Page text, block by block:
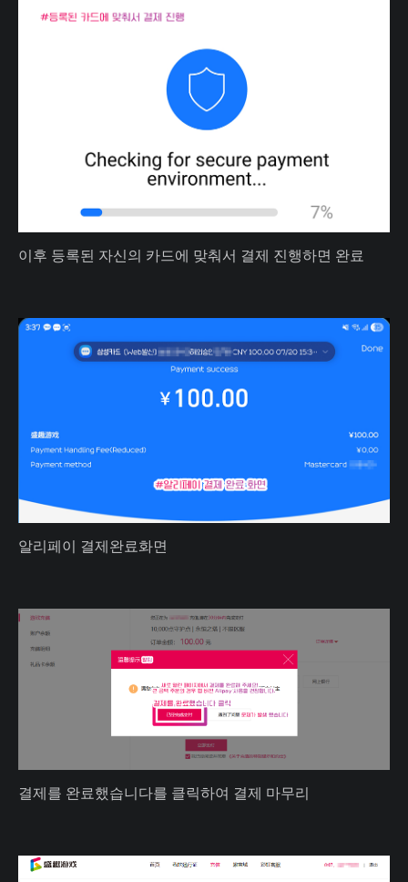
이후 등록된 자신의 카드에 맞춰서 결제 진행하면 완료
알리페이 결제완료화면
결제를 완료했습니다를 클릭하여 결제 마무리